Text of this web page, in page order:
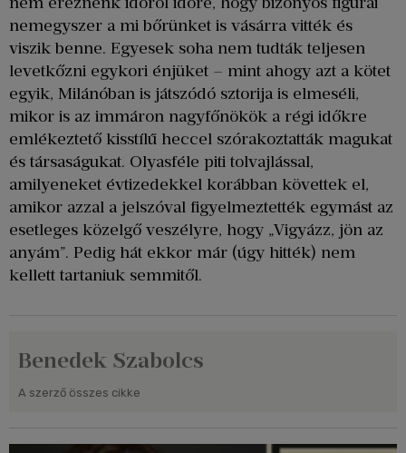
nemegyszer a mi bőrünket is vásárra vitték és
viszik benne. Egyesek soha nem tudták teljesen
levetkőzni egykori énjüket – mint ahogy azt a kötet
egyik, Milánóban is játszódó sztorija is elmeséli,
mikor is az immáron nagyfőnökök a régi időkre
emlékeztető kisstílű heccel szórakoztatták magukat
és társaságukat. Olyasféle piti tolvajlással,
amilyeneket évtizedekkel korábban követtek el,
amikor azzal a jelszóval figyelmeztették egymást az
esetleges közelgő veszélyre, hogy „Vigyázz, jön az
anyám”. Pedig hát ekkor már (úgy hitték) nem
kellett tartaniuk semmitől.
Benedek Szabolcs
A szerző összes cikke